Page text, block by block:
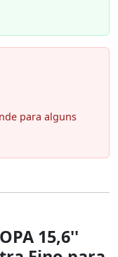
para alguns
15,6''